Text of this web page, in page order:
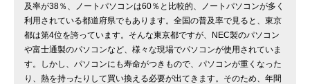
及率が38％、ノートパソコンは60％と比較的、ノートパソコンが多く
利用されている都道府県でもあります。全国の普及率で見ると、東京
都は第4位を誇っています。そんな東京都ですが、NEC製のパソコン
や富士通製のパソコンなど、様々な現場でパソコンが使用されていま
す。しかし、パソコンにも寿命がつきもので、パソコンが重くなった
り、熱を持ったりして買い換える必要が出てきます。そのため、年間